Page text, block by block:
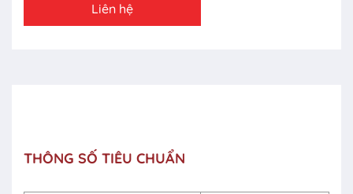
Liên hệ
THÔNG SỐ TIÊU CHUẨN